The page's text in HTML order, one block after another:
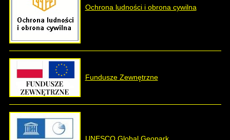
Ochrona ludności i obrona cywilna
Fundusze Zewnętrzne